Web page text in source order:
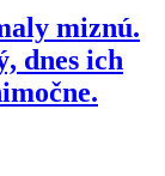
miznú.
dnes ich